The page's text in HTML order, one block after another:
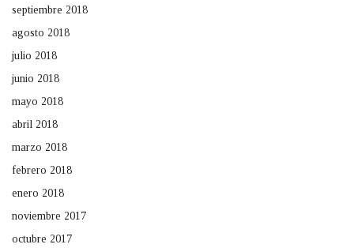
septiembre 2018
agosto 2018
julio 2018
junio 2018
mayo 2018
abril 2018
marzo 2018
febrero 2018
enero 2018
noviembre 2017
octubre 2017